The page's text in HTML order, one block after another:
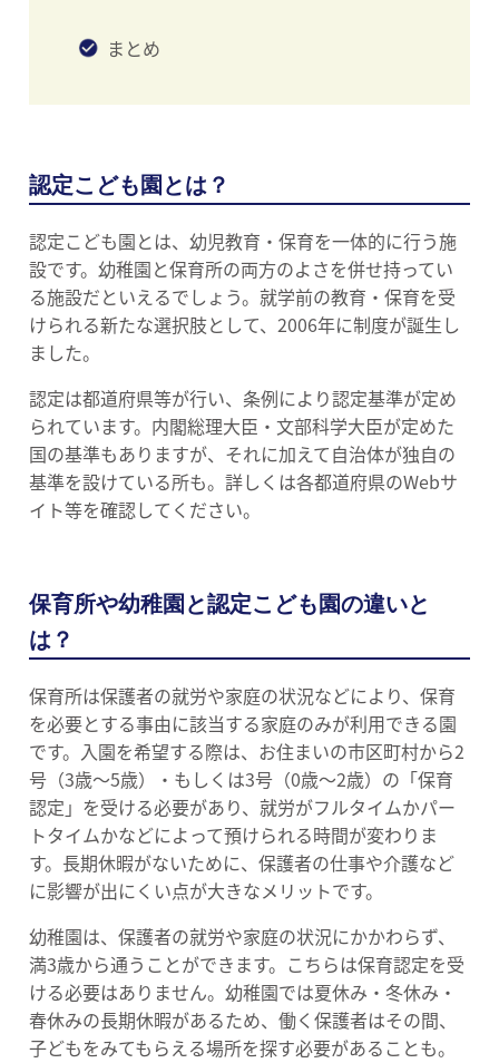
まとめ
認定こども園とは？
認定こども園とは、幼児教育・保育を一体的に行う施
設です。幼稚園と保育所の両方のよさを併せ持ってい
る施設だといえるでしょう。就学前の教育・保育を受
けられる新たな選択肢として、2006年に制度が誕生し
ました。
認定は都道府県等が行い、条例により認定基準が定め
られています。内閣総理大臣・文部科学大臣が定めた
国の基準もありますが、それに加えて自治体が独自の
基準を設けている所も。詳しくは各都道府県のWebサ
イト等を確認してください。
保育所や幼稚園と認定こども園の違いと
は？
保育所は保護者の就労や家庭の状況などにより、保育
を必要とする事由に該当する家庭のみが利用できる園
です。入園を希望する際は、お住まいの市区町村から2
号（3歳～5歳）・もしくは3号（0歳～2歳）の「保育
認定」を受ける必要があり、就労がフルタイムかパー
トタイムかなどによって預けられる時間が変わりま
す。長期休暇がないために、保護者の仕事や介護など
に影響が出にくい点が大きなメリットです。
幼稚園は、保護者の就労や家庭の状況にかかわらず、
満3歳から通うことができます。こちらは保育認定を受
ける必要はありません。幼稚園では夏休み・冬休み・
春休みの長期休暇があるため、働く保護者はその間、
子どもをみてもらえる場所を探す必要があることも。